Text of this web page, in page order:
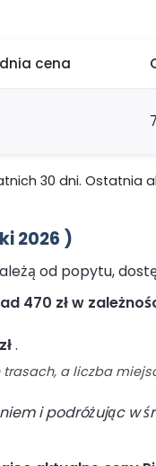
cena
30 dni. Ostatnia
2026 )
od popytu,
470 zł w
.
a liczba
i podróżując w